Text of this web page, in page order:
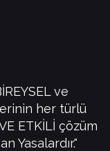
ve
her türlü
ETKİLİ çözüm
Yasalardır."